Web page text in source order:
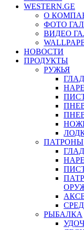
WESTERN.GE
О
ФОТО
ВИДЕО
НОВОСТИ
ПРОДУКТЫ
РУЖЬЯ
ПАТРОНЫ
РЫБАЛКА